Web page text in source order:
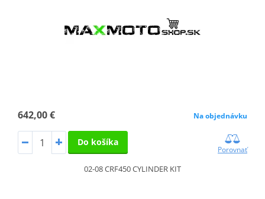
642,00 € Na objednávku
Do košíka
Porovnať
02-08 CRF450 CYLINDER KIT